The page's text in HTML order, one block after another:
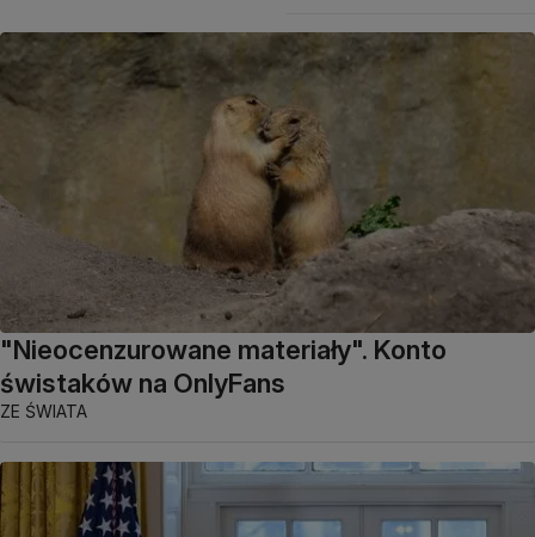
"Nieocenzurowane materiały". Konto
świstaków na OnlyFans
ZE ŚWIATA